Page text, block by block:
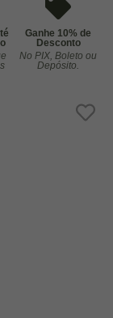
Ganhe 10% de
Desconto
No PIX, Boleto ou
Depósito.